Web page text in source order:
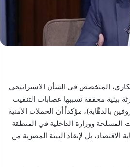
المتخصص في الشأن الاستراتيجي
بيئية محققة تسببها عصابات التنقيب
بالدهَّابة)، مؤكداً أن الحملات الأمنية
المسلحة ووزارة الداخلية في المنطقة
الاقتصاد، بل لإنقاذ البيئة المصرية من